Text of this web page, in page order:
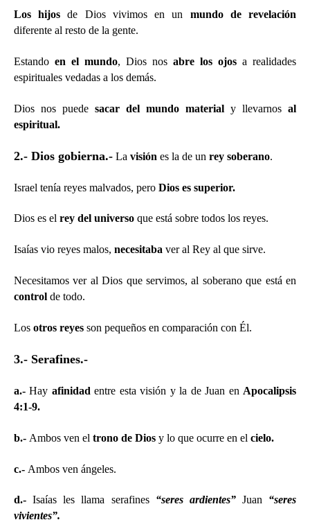
Los hijos de Dios vivimos en un mundo de revelación
diferente al resto de la gente.
Estando en el mundo, Dios nos abre los ojos a realidades
espirituales vedadas a los demás.
Dios nos puede sacar del mundo material y llevarnos al
espiritual.
2.- Dios gobierna.- La visión es la de un rey soberano.
Israel tenía reyes malvados, pero Dios es superior.
Dios es el rey del universo que está sobre todos los reyes.
Isaías vio reyes malos, necesitaba ver al Rey al que sirve.
Necesitamos ver al Dios que servimos, al soberano que está en
control de todo.
Los otros reyes son pequeños en comparación con Él.
3.- Serafines.-
a.- Hay afinidad entre esta visión y la de Juan en Apocalipsis
4:1-9.
b.- Ambos ven el trono de Dios y lo que ocurre en el cielo.
c.- Ambos ven ángeles.
d.- Isaías les llama serafines “seres ardientes”Juan “seres
vivientes”.